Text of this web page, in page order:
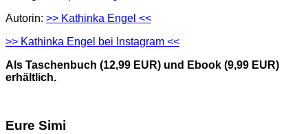
Autorin: >> Kathinka Engel <<
>> Kathinka Engel bei Instagram <<
Als Taschenbuch (12,99 EUR) und Ebook (9,99 EUR)
erhältlich.
Eure Simi